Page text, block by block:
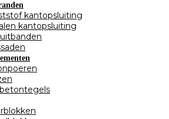
kantopsluiting
kantopsluiting